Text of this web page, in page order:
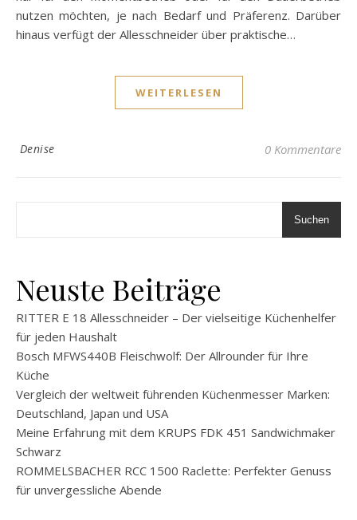
nutzen möchten, je nach Bedarf und Präferenz. Darüber
hinaus verfügt der Allesschneider über praktische…
WEITERLESEN
Denise 0 Kommentare
Suchen
Neuste Beiträge
RITTER E 18 Allesschneider – Der vielseitige Küchenhelfer
für jeden Haushalt
Bosch MFWS440B Fleischwolf: Der Allrounder für Ihre
Küche
Vergleich der weltweit führenden Küchenmesser Marken:
Deutschland, Japan und USA
Meine Erfahrung mit dem KRUPS FDK 451 Sandwichmaker
Schwarz
ROMMELSBACHER RCC 1500 Raclette: Perfekter Genuss
für unvergessliche Abende